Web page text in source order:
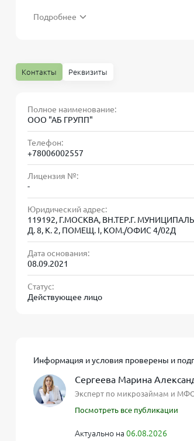
Условия и тарифы
Чтобы помочь вам быстро
Параметр
Срок займа
Процентная
ставка
0% в период
Первый займ
под 0%
Да, без
Рассмотрение
5–15 минут,
Требования
Гражданство
карта и
Документы Паспорт
Подробнее
Контакты Реквизиты
Полное наименование:
ООО "АБ ГРУПП"
Телефон:
+78006002557
Лицензия №:
-
Юридический адрес:
119192, Г.МОСКВА, ВН.ТЕР.Г.
Д. 8, К. 2, ПОМЕЩ. I, КОМ./ОФИС 4/02Д
Дата основания:
08.09.2021
Статус:
Действующее лицо
Информация и условия проверены и
Сергеева Марина
Эксперт по микрозаймам и
Посмотреть все публикации
Актуально на 06.08.2026